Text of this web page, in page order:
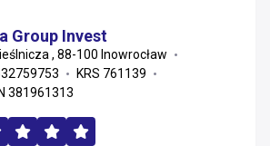
Group Invest
, 88-100 Inowrocław
KRS 761139
381961313